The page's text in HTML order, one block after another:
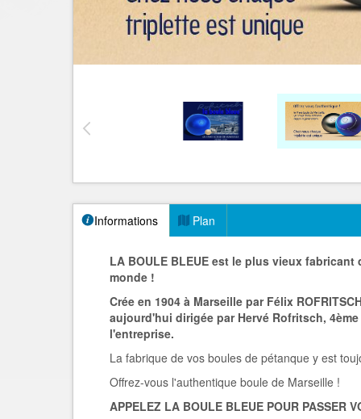
Informations Plan
LA BOULE BLEUE est le plus vieux
monde !
Crée en 1904 à Marseille par Félix
aujourd'hui dirigée par Hervé Rofritsch,
l'entreprise.
La fabrique de vos boules de pétanque y est
Offrez-vous l'authentique boule de Marseille !
APPELEZ LA BOULE BLEUE POUR PASSER